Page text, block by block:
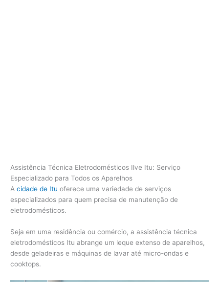
Assistência Técnica Eletrodomésticos Ilve Itu: Serviço
Especializado para Todos os Aparelhos
Acidade de Itu oferece uma variedade de serviços
especializados para quem precisa de manutenção de
eletrodomésticos.
Seja em uma residência ou comércio, a assistência técnica
eletrodomésticos Itu abrange um leque extenso de aparelhos,
desde geladeiras e máquinas de lavar até micro-ondas e
cooktops.